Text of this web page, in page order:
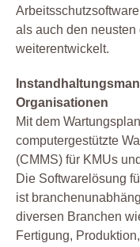
als auch den
weiterentwickelt.
Organisationen
Mit dem
computergestützte
(CMMS) für KMUs
Die Softwarelösung
ist
diversen Branchen
Fertigung,